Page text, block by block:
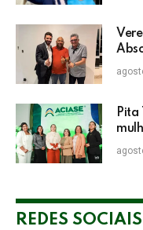
Pita
REDES SOCIAIS